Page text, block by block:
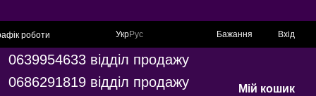
роботи УкрРус Бажання Вхід
0639954633 відділ продажу
0686291819 відділ продажу
Мій кошик